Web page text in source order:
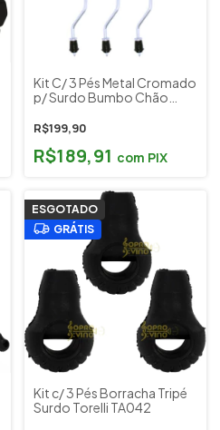
Kit C/ 3 Pés Metal Cromado
p/ Surdo Bumbo Chão
R$199,90
R$189,91 com PIX
ESGOTADO
GRÁTIS
Kit c/ 3 Pés Borracha Tripé
Surdo Torelli TA042